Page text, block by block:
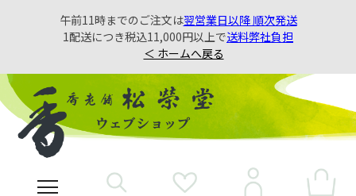
午前11時までのご注文は翌営業日以降 順次発送
1配送につき税込11,000円以上で送料弊社負担
＜ ホームへ戻る